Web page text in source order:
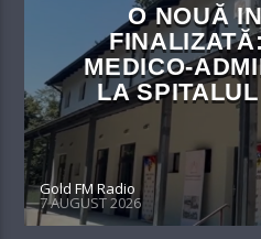
O NOUĂ
MEDICO-
LA
Gold FM Radio
7 AUGUST 2026